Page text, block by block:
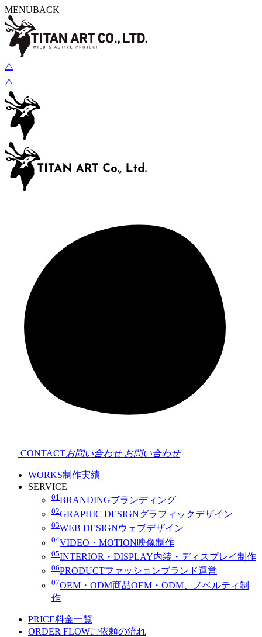
MENUBACK
CONTACTお問い合わせ お問い合わせ
WORKS制作実績
SERVICE
01 BRANDINGブランディング
02GRAPHIC DESIGNグラフィックデザイン
03WEB DESIGNウェブデザイン
04VIDEO・MOTION映像制作
05INTERIOR・DISPLAY内装・ディスプレイ制作
06PRODUCTファッションブランド運営
07OEM・ODM商品OEM・ODM、ノベルティ制
作
PRICE料金一覧
ORDER FLOWご依頼の流れ